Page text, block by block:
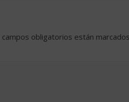
campos obligatorios están